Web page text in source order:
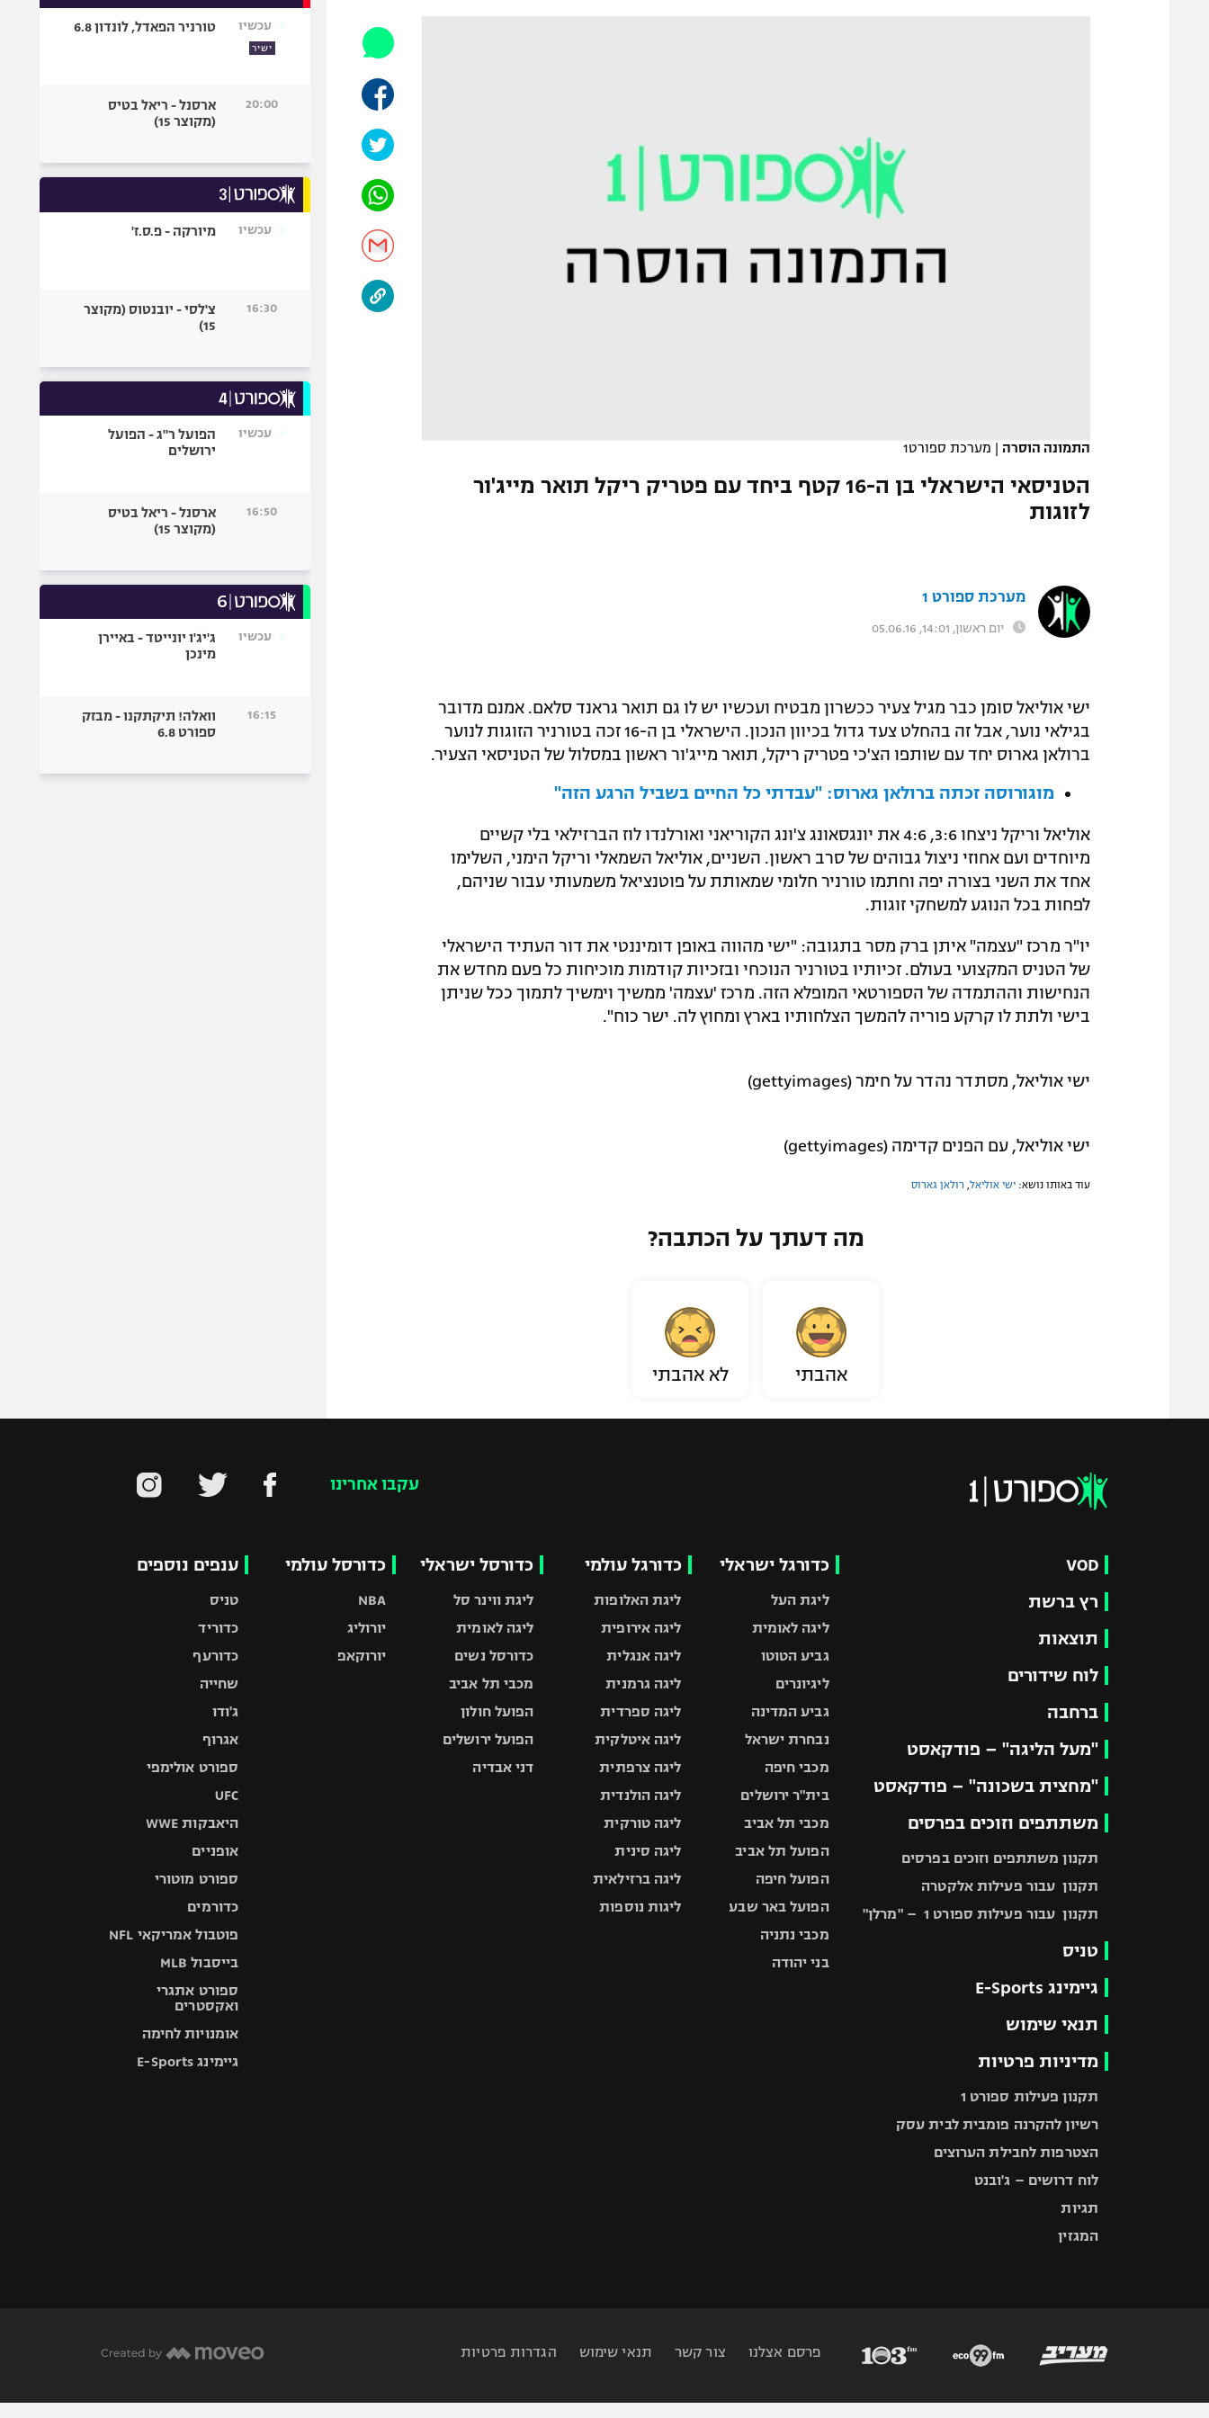
פוטבול אמריקאי NFL
בייסבול MLB
אומנויות לחימה
גיימינג E-Sports
התמונה הוסרה | מערכת ספורט1
הטניסאי הישראלי בן ה-16 קטף ביחד עם פטריק ריקל תואר מייג'ור
לזוגות
מערכת ספורט 1
יום ראשון, 14:01, 05.06.16
ישי אוליאל סומן כבר מגיל צעיר ככשרון מבטיח ועכשיו יש לו גם תואר גראנד סלאם. אמנם מדובר
בגילאי נוער, אבל זה בהחלט צעד גדול בכיוון הנכון. הישראלי בן ה-16 זכה בטורניר הזוגות לנוער
ברולאן גארוס יחד עם שותפו הצ'כי פטריק ריקל, תואר מייג'ור ראשון במסלול של הטניסאי הצעיר.
מוגורוסה זכתה ברולאן גארוס: "עבדתי כל החיים בשביל הרגע הזה"
אוליאל וריקל ניצחו 3:6, 4:6 את יונגסאונג צ'ונג הקוריאני ואורלנדו לוז הברזילאי בלי קשיים
מיוחדים ועם אחוזי ניצול גבוהים של סרב ראשון. השניים, אוליאל השמאלי וריקל הימני, השלימו
אחד את השני בצורה יפה וחתמו טורניר חלומי שמאותת על פוטנציאל משמעותי עבור שניהם,
לפחות בכל הנוגע למשחקי זוגות.
יו"ר מרכז "עצמה" איתן ברק מסר בתגובה: "ישי מהווה באופן דומיננטי את דור העתיד הישראלי
של הטניס המקצועי בעולם. זכיותיו בטורניר הנוכחי ובזכיות קודמות מוכיחות כל פעם מחדש את
הנחישות וההתמדה של הספורטאי המופלא הזה. מרכז 'עצמה' ממשיך וימשיך לתמוך ככל שניתן
בישי ולתת לו קרקע פוריה להמשך הצלחותיו בארץ ומחוץ לה. ישר כוח".
ישי אוליאל, מסתדר נהדר על חימר (gettyimages)
ישי אוליאל, עם הפנים קדימה (gettyimages)
עוד באותו נושא: ישי אוליאל רולאן גארוס
מה דעתך על הכתבה?
אהבתי לא אהבתי
עכשיו
ישיר
טורניר הפאדל, לונדון 6.8
20:00
ארסנל - ריאל בטיס
(מקוצר 15)
עכשיו מיורקה - פ.ס.ז'
16:30
צ'לסי - יובנטוס (מקוצר
15)
עכשיו
הפועל ר"ג - הפועל
ירושלים
16:50
ארסנל - ריאל בטיס
(מקוצר 15)
עכשיו
ג'יג'ו יונייטד - באיירן
מינכן
16:15
וואלה! תיקתקנו - מבזק
ספורט 6.8
עקבו אחרינו
VOD
רץ ברשת
תוצאות
לוח שידורים
ברחבה
"מעל הליגה" – פודקאסט
"מחצית בשכונה" – פודקאסט
משתתפים וזוכים בפרסים
תקנון משתתפים וזוכים בפרסים
תקנון עבור פעילות אלקטרה
תקנון עבור פעילות ספורט 1 – "מרלן"
טניס
גיימינג E-Sports
תנאי שימוש
מדיניות פרטיות
תקנון פעילות ספורט 1
רשיון להקרנה פומבית לבית עסק
הצטרפות לחבילת הערוצים
לוח דרושים – ג'ובנט
תגיות
המגזין
כדורגל ישראלי
ליגת העל
ליגה לאומית
גביע הטוטו
ליגיונרים
גביע המדינה
נבחרת ישראל
מכבי חיפה
בית"ר ירושלים
מכבי תל אביב
הפועל תל אביב
הפועל חיפה
הפועל באר שבע
מכבי נתניה
בני יהודה
כדורגל עולמי
ליגת האלופות
ליגה אירופית
ליגה אנגלית
ליגה גרמנית
ליגה ספרדית
ליגה איטלקית
ליגה צרפתית
ליגה הולנדית
ליגה טורקית
ליגה סינית
ליגה ברזילאית
ליגות נוספות
כדורסל ישראלי
ליגת ווינר סל
ליגה לאומית
כדורסל נשים
מכבי תל אביב
הפועל חולון
הפועל ירושלים
דני אבדיה
כדורסל עולמי
NBA
יורוליג
יורוקאפ
ענפים נוספים
טניס
כדוריד
כדורעף
שחייה
ג'ודו
אגרוף
ספורט אולימפי
UFC
היאבקות WWE
אופניים
ספורט מוטורי
כדורמים
פוטבול אמריקאי NFL
בייסבול MLB
ספורט אתגרי
ואקסטרים
אומנויות לחימה
גיימינג E-Sports
פרסם אצלנו צור קשר תנאי שימוש הגדרות פרטיות